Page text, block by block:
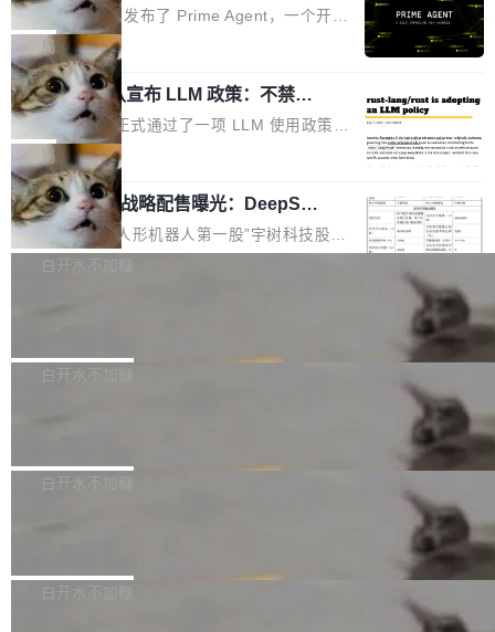
r Day）将在杭州启航。活动面向智能硬件产业
链企业和开发者，邀请行业专家与资深技术顾
问，围绕开源鸿蒙技术能力、设备适配、芯片适
配、功耗与稳定性调优、兼容性测评及统一互联
等内容展开系统讲解和实战交流，帮助企业进一
步了解开源鸿蒙在智能...
opilot coding agent 全部受影响。从检测到完全
恢复，大约 12 小时。 这是 2026 年 8 月的第六
起事故，其中四起与 AI/Copilot 服务相关。 Git
Hub 员工 kdaigle 在 HN 讨论中贴出了一组数
据：2025 年全年 10 亿次 commit。现在，每周
2.75 亿次，全年预计 140 亿次。GitHub...
进的编程 Agent，ARC-AGI 3 超越人类
专家基线
Prime Intellect 发布了 Prime Agent，一个开源
的编程 Agent Harness，核心设计围绕两个抽
象：Recursive Language Model（RLM）和 C
ontinual Harness。在 ARC-AGI 3 基准测试
上，Prime Agent + Opus 5 的组合达到了 95.
5% RHAE Best@1，超过了 ARC 报告的人类专
家基线 95.4%。 不是又一个 coding agent 包装
器 Prime Agent 的架构和市面上大多数 coding
agent 有本质区别。大多数 agent harness 的设
计是基于早期模型的能力—...
局
Rust 项目团队宣布 LLM 政策：不禁
止，但你要承认哪些代码不是你写的
Rust 语言项目正式通过了一项 LLM 使用政策，
覆盖 rust-lang/rust 单一仓库的代码贡献。这不
是项目级别的官方立场，目前由五个团队采纳，
但它可能是主流开源项目中关于 AI 辅助贡献最
细致的一份规则。 政策的核心只有一句话：LLM
可以用来分析、提炼、审阅、建议，但不能用来
不得生成涉及安全性的关键变更，除非作者本身
局
宇树科技 IPO 战略配售曝光：DeepSe
ek 获配 93.3 万股，锁定 36 个月
8月6日晚间，“人形机器人第一股”宇树科技股份
有限公司披露IPO发行价格及战略配售结果，杭
36个月。 公告显示，本次宇树科技战略配售对
员工参与设立的专项资产管理计划。其中，Dee
获配9...
白开水不加糖
Bug fixes and enhancements 修复多次传递同
一个回归问题，该问题导致拉取镜像时会拒绝包
题，该问题可能导致在旧版 Linux 内核...
白开水不加糖
e 孵化器项目管理委员会（IPMC）投票中获得
P）！这一里程碑不仅标志着 Fluss 迈入新的发
白开水不加糖
长期停止内容更新，未能实现其作为“AI版维基百
白开水不加糖